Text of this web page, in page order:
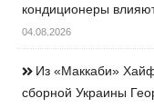
кондиционеры
04.08.2026
Из «Маккаби»
сборной Украины